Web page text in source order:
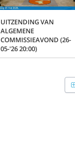
UITZENDING VAN
ALGEMENE
COMMISSIEAVOND (26-
05-'26 20:00)